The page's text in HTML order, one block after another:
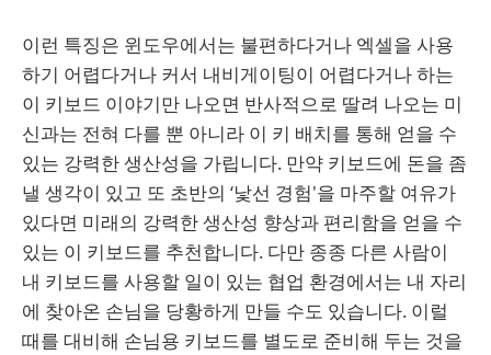
이런 특징은 윈도우에서는 불편하다거나 엑셀을 사용
하기 어렵다거나 커서 내비게이팅이 어렵다거나 하는
이 키보드 이야기만 나오면 반사적으로 딸려 나오는 미
신과는 전혀 다를 뿐 아니라 이 키 배치를 통해 얻을 수
있는 강력한 생산성을 가립니다. 만약 키보드에 돈을 좀
낼 생각이 있고 또 초반의 ‘낯선 경험'을 마주할 여유가
있다면 미래의 강력한 생산성 향상과 편리함을 얻을 수
있는 이 키보드를 추천합니다. 다만 종종 다른 사람이
내 키보드를 사용할 일이 있는 협업 환경에서는 내 자리
에 찾아온 손님을 당황하게 만들 수도 있습니다. 이럴
때를 대비해 손님용 키보드를 별도로 준비해 두는 것을